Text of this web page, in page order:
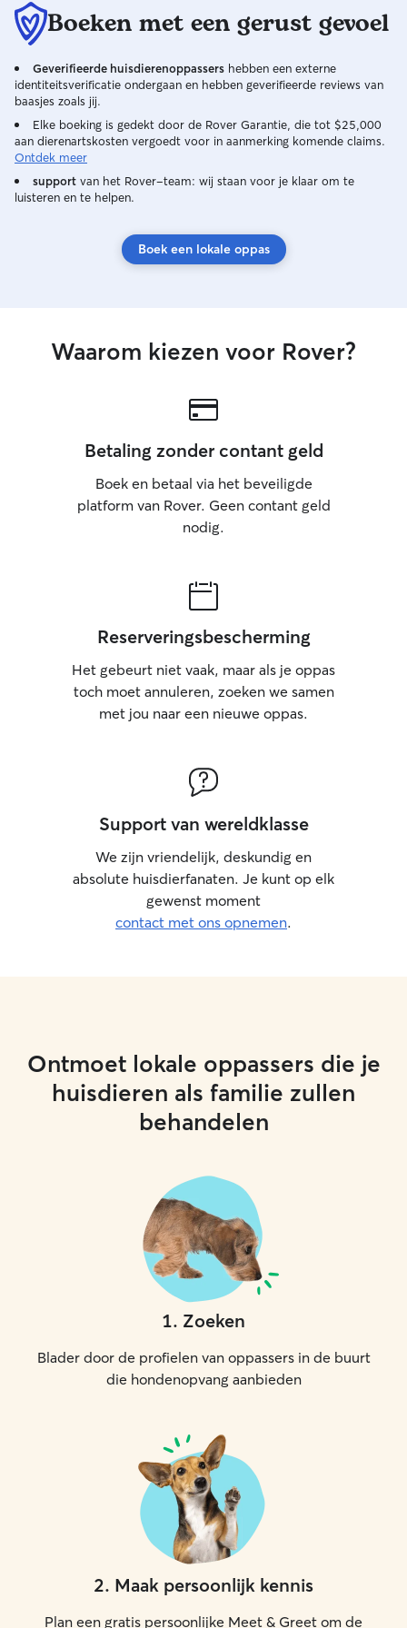
hondenweide
even lekker los kan
alles weer
afspraken. Ik
geven die hij
Boeken met een gerust gevoel
Geverifieerde huisdierenoppassers hebben een externe
identiteitsverificatie ondergaan en hebben geverifieerde reviews van
baasjes zoals jij.
Elke boeking is gedekt door de Rover Garantie, die tot $25,000
aan dierenartskosten vergoedt voor in aanmerking komende claims.
Ontdek meer
support van het Rover-team: wij staan voor je klaar om te
luisteren en te helpen.
Boek een lokale oppas
Waarom kiezen voor Rover?
Betaling zonder contant geld
Boek en betaal via het beveiligde
platform van Rover. Geen contant geld
nodig.
Reserveringsbescherming
Het gebeurt niet vaak, maar als je oppas
toch moet annuleren, zoeken we samen
met jou naar een nieuwe oppas.
Support van wereldklasse
We zijn vriendelijk, deskundig en
absolute huisdierfanaten. Je kunt op elk
gewenst moment
contact met ons opnemen.
Ontmoet lokale oppassers die je
huisdieren als familie zullen
behandelen
1. Zoeken
Blader door de profielen van oppassers in de buurt
die hondenopvang aanbieden
2. Maak persoonlijk kennis
Plan een gratis persoonlijke Meet & Greet om de